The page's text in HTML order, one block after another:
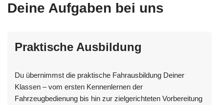
Deine Aufgaben bei uns
Praktische Ausbildung
Du übernimmst die praktische Fahrausbildung Deiner
Klassen – vom ersten Kennenlernen der
Fahrzeugbedienung bis hin zur zielgerichteten Vorbereitung